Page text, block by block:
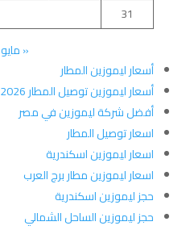
31
« مايو
أسعار ليموزين المطار
أسعار ليموزين توصيل المطار 2026
أفضل شركة ليموزين في مصر
اسعار توصيل المطار
اسعار ليموزين اسكندرية
اسعار ليموزين مطار برج العرب
حجز ليموزين اسكندرية
حجز ليموزين الساحل الشمالي